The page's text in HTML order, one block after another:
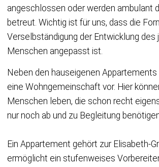
angeschlossen oder werden ambulant
betreut. Wichtig ist für uns, dass die
Verselbständigung der Entwicklung des
Menschen angepasst ist.
Neben den hauseigenen
eine Wohngemeinschaft vor. Hier
Menschen leben, die schon recht
nur noch ab und zu Begleitung
Ein Appartement gehört zur Elisabeth-
ermöglicht ein stufenweises